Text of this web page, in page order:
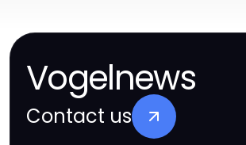
Vogelnews
Contact us